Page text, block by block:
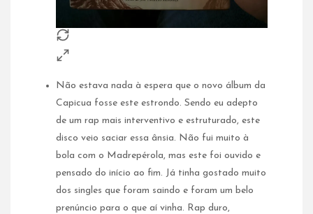
Não estava nada à espera que o novo álbum da
Capicua fosse este estrondo. Sendo eu adepto
de um rap mais interventivo e estruturado, este
disco veio saciar essa ânsia. Não fui muito à
bola com o Madrepérola, mas este foi ouvido e
pensado do início ao fim. Já tinha gostado muito
dos singles que foram saindo e foram um belo
prenúncio para o que aí vinha. Rap duro,